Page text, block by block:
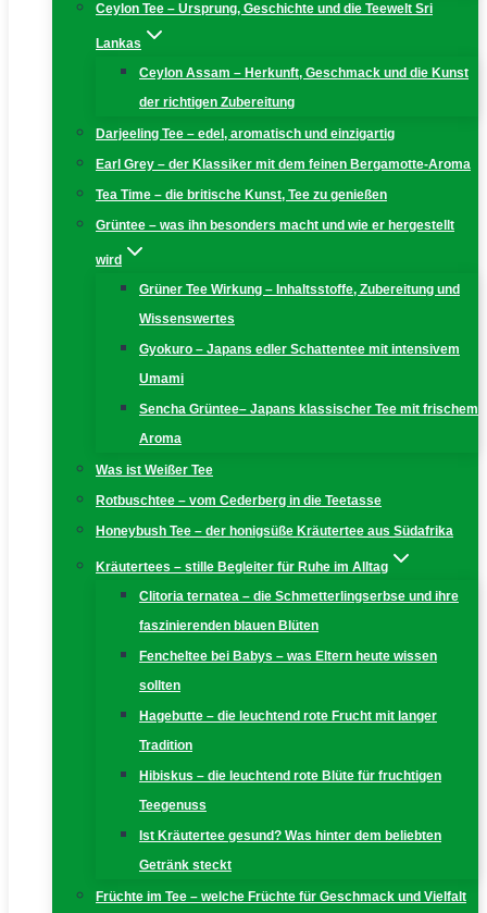
Ceylon Tee – Ursprung, Geschichte und die Teewelt Sri
Lankas
Ceylon Assam – Herkunft, Geschmack und die Kunst
der richtigen Zubereitung
Darjeeling Tee – edel, aromatisch und einzigartig
Earl Grey – der Klassiker mit dem feinen Bergamotte-Aroma
Tea Time – die britische Kunst, Tee zu genießen
Grüntee – was ihn besonders macht und wie er hergestellt
wird
Grüner Tee Wirkung – Inhaltsstoffe, Zubereitung und
Wissenswertes
Gyokuro – Japans edler Schattentee mit intensivem
Umami
Sencha Grüntee– Japans klassischer Tee mit frischem
Aroma
Was ist Weißer Tee
Rotbuschtee – vom Cederberg in die Teetasse
Honeybush Tee – der honigsüße Kräutertee aus Südafrika
Kräutertees – stille Begleiter für Ruhe im Alltag
Clitoria ternatea – die Schmetterlingserbse und ihre
faszinierenden blauen Blüten
Fencheltee bei Babys – was Eltern heute wissen
sollten
Hagebutte – die leuchtend rote Frucht mit langer
Tradition
Hibiskus – die leuchtend rote Blüte für fruchtigen
Teegenuss
Ist Kräutertee gesund? Was hinter dem beliebten
Getränk steckt
Früchte im Tee – welche Früchte für Geschmack und Vielfalt